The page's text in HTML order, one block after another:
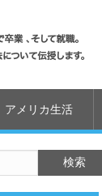
アメリカ生活